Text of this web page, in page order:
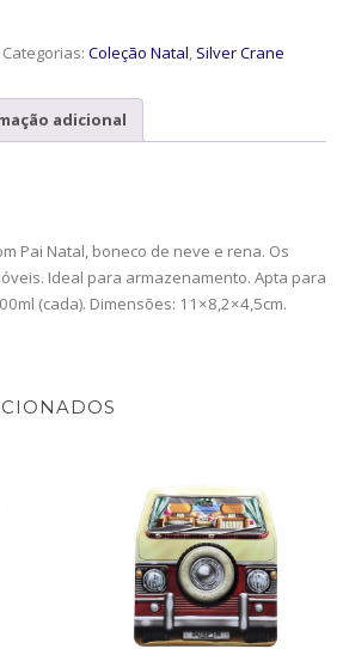
Categorias:Coleção Natal, Silver Crane
adicional
Pai Natal, boneco de neve e rena. Os
Ideal para armazenamento. Apta para
(cada). Dimensões: 11×8,2×4,5cm.